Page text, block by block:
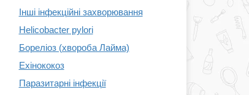
Інші інфекційні захворювання
Helicobacter pylori
Бореліоз (хвороба Лайма)
Ехінококоз
Паразитарні інфекції